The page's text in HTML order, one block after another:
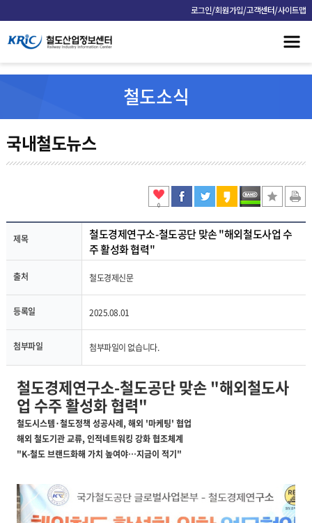
로그인/회원가입/고객센터/사이트맵
철도소식
국내철도뉴스
0
제목
철도경제연구소-철도공단 맞손 "해외철도사업 수
주 활성화 협력"
출처 철도경제신문
등록일 2025.08.01
첨부파일 첨부파일이 없습니다.
철도경제연구소-철도공단 맞손 "해외철도사
업 수주 활성화 협력"
철도시스템·철도정책 성공사례, 해외 '마케팅' 협업
해외 철도기관 교류, 인적네트워킹 강화 협조체계
"K-철도 브랜드화해 가치 높여야…지금이 적기"